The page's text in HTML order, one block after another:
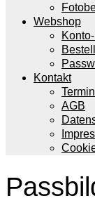
Webshop
Kontakt
AGB